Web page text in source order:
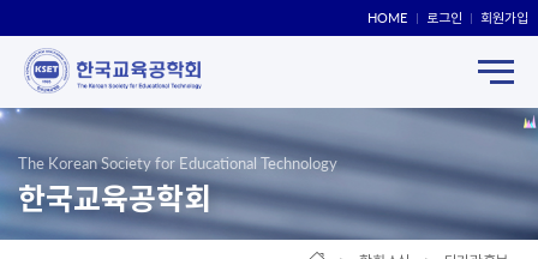
HOME 로그인 회원가입
The Korean Society for Educational Technology
한국교육공학회